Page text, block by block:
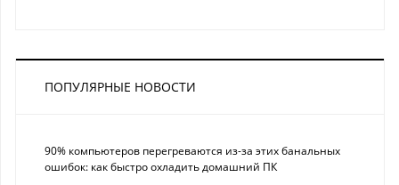
ПОПУЛЯРНЫЕ НОВОСТИ
90% компьютеров перегреваются из-за этих банальных
ошибок: как быстро охладить домашний ПК